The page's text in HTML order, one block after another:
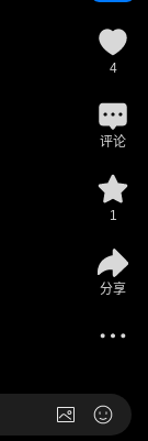
4
评论
1
分享